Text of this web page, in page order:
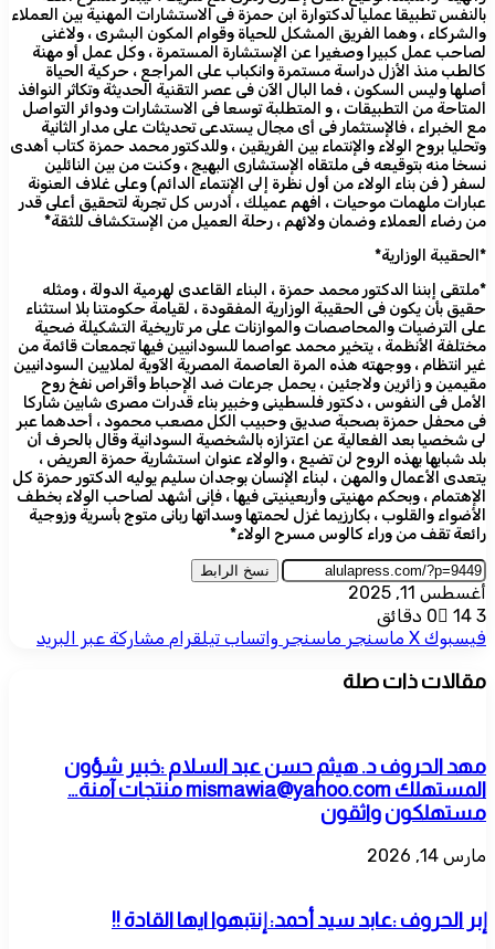
بالنفس تطبيقا عمليا لدكتوارة ابن حمزة فى الاستشارات المهنية بين العملاء
والشركاء ، وهما الفريق المشكل للحياة وقوام المكون البشرى ، ولاغنى
لصاحب عمل كبيرا وصغيرا عن الإستشارة المستمرة ، وكل عمل أو مهنة
كالطب منذ الأزل دراسة مستمرة وانكباب على المراجع ، حركية الحياة
أصلها وليس السكون ، فما البال الآن فى عصر التقنية الحديثة وتكاثر النوافذ
المتاحة من التطبيقات ، و المتطلبة توسعا فى الاستشارات ودوائر التواصل
مع الخبراء ، فالإستثمار فى أى مجال يستدعى تحديثات على مدار الثانية
وتحليا بروح الولاء والإنتماء بين الفريقين ، وللدكتور محمد حمزة كتاب أهدى
نسخا منه بتوقيعه فى ملتقاه الإستشارى البهيج ، وكنت من بين النائلين
لسفر ( فن بناء الولاء من أول نظرة إلى الإنتماء الدائم) وعلى غلاف العنونة
عبارات ملهمات موحيات ، افهم عميلك ، أدرس كل تجربة لتحقيق أعلى قدر
من رضاء العملاء وضمان ولائهم ، رحلة العميل من الإستكشاف للثقة*
*الحقيبة الوزارية*
*ملتقى إبننا الدكتور محمد حمزة ، البناء القاعدى لهرمية الدولة ، ومثله
حقيق بأن يكون فى الحقيبة الوزارية المفقودة ، لقيامة حكومتنا بلا استثناء
على الترضيات والمحاصصات والموازنات على مر تاريخية التشكيلة ضحية
مختلفة الأنظمة ، يتخير محمد عواصما للسودانيين فيها تجمعات قائمة من
غير انتظام ، ووجهته هذه المرة العاصمة المصرية الآوية لملايين السودانيين
مقيمين و زائرين ولاجئين ، يحمل جرعات ضد الإحباط وأقراص نفخ روح
الأمل فى النفوس ، دكتور فلسطينى وخبير بناء قدرات مصرى شابين شاركا
فى محفل حمزة بصحبة صديق وحبيب الكل مصعب محمود ، أحدهما عبر
لى شخصيا بعد الفعالية عن اعتزازه بالشخصية السودانية وقال بالحرف أن
بلد شبابها بهذه الروح لن تضيع ، والولاء عنوان استشارية حمزة العريض ،
يتعدى الأعمال والمهن ، لبناء الإنسان بوجدان سليم يوليه الدكتور حمزة كل
الإهتمام ، وبحكم مهنيتى وأربعينيتى فيها ، فإنى أشهد لصاحب الولاء بخطف
الأضواء والقلوب ، بكارزيما غزل لحمتها وسداتها ربانى متوج بأسرية وزوجية
رائعة تقف من وراء كالوس مسرح الولاء*
نسخ الرابط
أغسطس 11, 2025
0
14 3 دقائق
فيسبوك ‫X ماسنجر ماسنجر واتساب تيلقرام مشاركة عبر البريد
مقالات ذات صلة
مهد الحروف د. هيثم حسن عبد السلام :خبير شؤون
المستهلك mismawia@yahoo.com منتجات آمنة…
مستهلكون واثقون
مارس 14, 2026
إبر الحروف :عابد سيد أحمد: إنتبهوا ايها القادة !!